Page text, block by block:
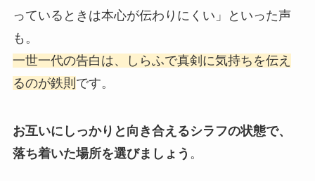
っているときは本心が伝わりにくい」といった声
も。
一世一代の告白は、しらふで真剣に気持ちを伝え
るのが鉄則 です。
お互いにしっかりと向き合えるシラフの状態で、
落ち着いた場所を選びましょう 。